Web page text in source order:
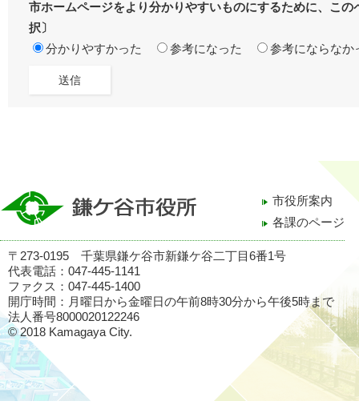
市ホームページをより分かりやすいものにするために、こ
択〕
分かりやすかった
参考になった 参考にならなか
市役所案内
各課のページ
〒273-0195 千葉県鎌ケ谷市新鎌ケ谷二丁目6番1号
代表電話：047-445-1141
ファクス：047-445-1400
開庁時間：月曜日から金曜日の午前8時30分から午後5時まで
法人番号8000020122246
© 2018 Kamagaya City.